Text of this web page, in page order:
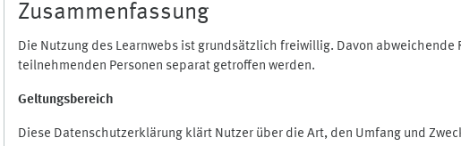
Zusammenfassung
Die Nutzung des Learnwebs ist grundsätzlich freiwillig. Davon
teilnehmenden Personen separat getroffen werden.
Geltungsbereich
Diese Datenschutzerklärung klärt Nutzer über die Art, den Umfang und